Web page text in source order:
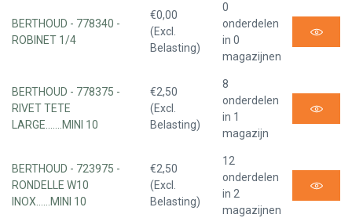
BERTHOUD - 778340 -
ROBINET 1/4
€0,00
(Excl.
Belasting)
0
onderdelen
in 0
magazijnen
BERTHOUD - 778375 -
RIVET TETE
LARGE.......MINI 10
€2,50
(Excl.
Belasting)
8
onderdelen
in 1
magazijn
BERTHOUD - 723975 -
RONDELLE W10
INOX......MINI 10
€2,50
(Excl.
Belasting)
12
onderdelen
in 2
magazijnen